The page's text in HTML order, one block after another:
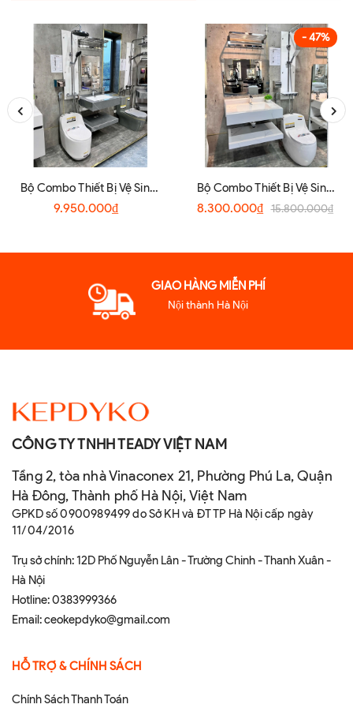
Bộ Combo Thiết Bị Vệ Sinh
Phòng Tắm CB0022 Chính
9.950.000₫
- 47%
Bộ Combo Thiết Bị Vệ Sinh
Phòng Tắm CB0025 Cao
8.300.000₫ 15.800.000₫
GIAO HÀNG MIỄN PHÍ
Nội thành Hà Nội
CÔNG TY TNHH TEADY VIỆT NAM
Tầng 2, tòa nhà Vinaconex 21, Phường Phú La, Quận
Hà Đông, Thành phố Hà Nội, Việt Nam
GPKD số 0900989499 do Sở KH và ĐT TP Hà Nội cấp ngày
11/04/2016
Trụ sở chính: 12D Phố Nguyễn Lân - Trường Chinh - Thanh Xuân -
Hà Nội
Hotline:0383999366
Email:ceokepdyko@gmail.com
HỖ TRỢ & CHÍNH SÁCH
Chính Sách Thanh Toán